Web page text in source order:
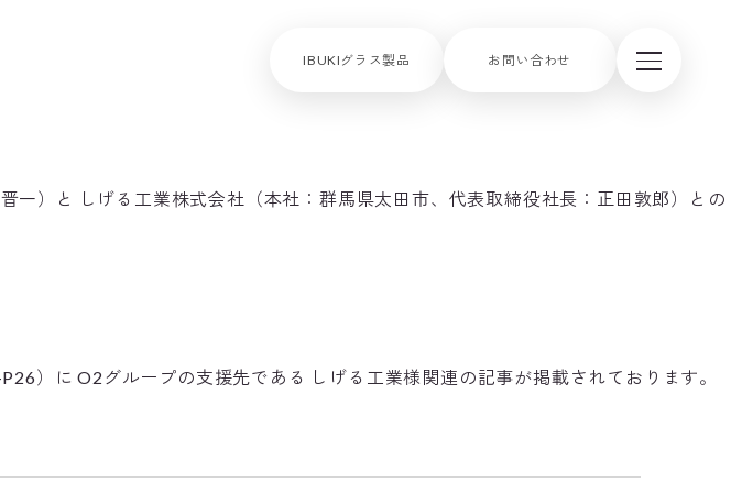
IBUKIグラス製品 お問い合わせ
）と しげる工業株式会社（本社：群馬県太田市、代表取締役社長：正田敦郎）との
）に O2グループの支援先である しげる工業様関連の記事が掲載されております。